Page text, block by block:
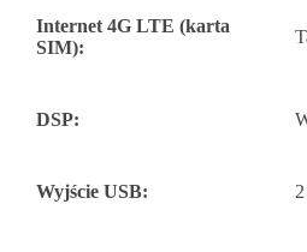
Internet 4G LTE (karta
SIM):
DSP:
Wyjście USB: 2